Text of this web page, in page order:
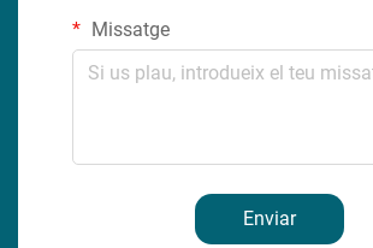
Missatge
Enviar